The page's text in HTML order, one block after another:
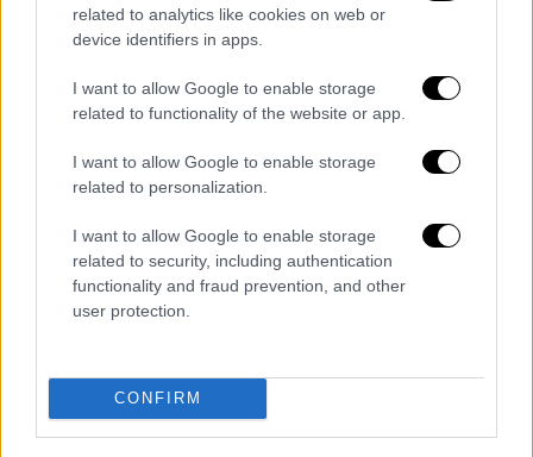
related to analytics like cookies on web or
device identifiers in apps.
I want to allow Google to enable storage
related to functionality of the website or app.
I want to allow Google to enable storage
related to personalization.
I want to allow Google to enable storage
related to security, including authentication
functionality and fraud prevention, and other
user protection.
CONFIRM
Ο Άγιος Νικόλαος και η παράδοση